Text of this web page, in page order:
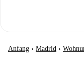
Anfang › Madrid ›